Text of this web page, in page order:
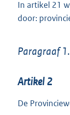
In artikel 21
door:
Paragraaf
Artikel 2
De